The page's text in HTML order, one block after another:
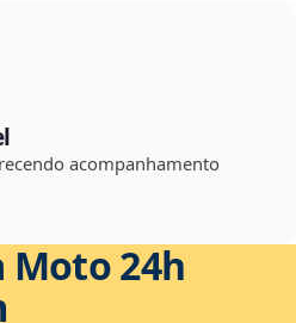
acompanhamento
Moto 24h